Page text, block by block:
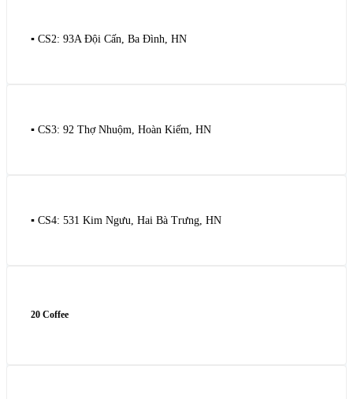
▪️ CS2: 93A Đội Cấn, Ba Đình, HN
▪️ CS3: 92 Thợ Nhuộm, Hoàn Kiếm, HN
▪️ CS4: 531 Kim Ngưu, Hai Bà Trưng, HN
20 Coffee